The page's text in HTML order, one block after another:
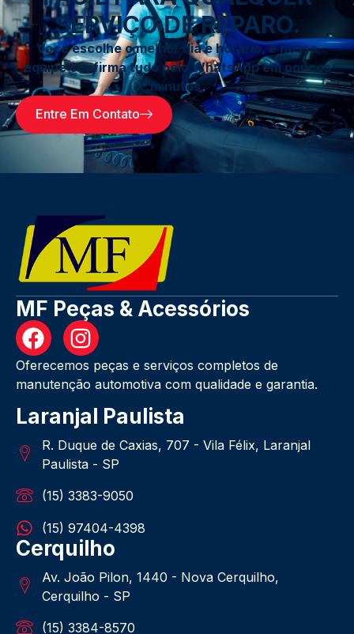
SERVIÇO DE REPARO.
Você escolhe o melhor dia e horário, e nossa
equipe confirma tudo pelo WhatsApp em poucos
minutos.
Entre Em Contato
MF Peças & Acessórios
Oferecemos peças e serviços completos de
manutenção automotiva com qualidade e garantia.
Laranjal Paulista
R. Duque de Caxias, 707 - Vila Félix, Laranjal
Paulista - SP
(15) 3383-9050
(15) 97404-4398
Cerquilho
Av. João Pilon, 1440 - Nova Cerquilho,
Cerquilho - SP
(15) 3384-8570